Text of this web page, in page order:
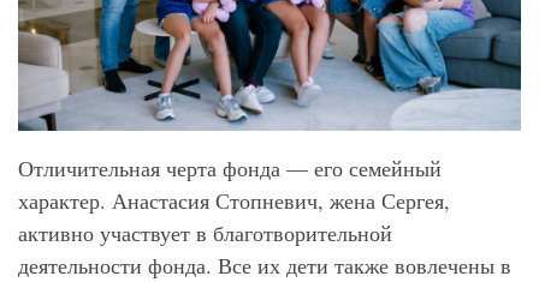
Отличительная черта фонда — его семейный
характер. Анастасия Стопневич, жена Сергея,
активно участвует в благотворительной
деятельности фонда. Все их дети также вовлечены в